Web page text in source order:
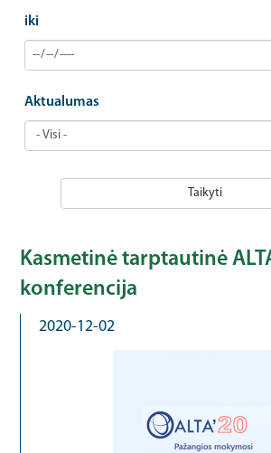
Kasmetinė tarptautinė
konferencija
2020-12-02
iki
Aktualumas
Taikyti